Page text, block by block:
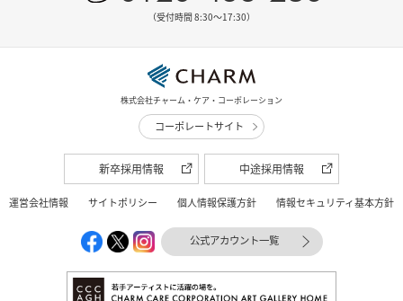
（受付時間 8:30〜17:30）
株式会社チャーム・ケア・コーポレーション
コーポレートサイト
新卒採用情報 中途採用情報
運営会社情報 サイトポリシー 個人情報保護方針 情報セキュリティ基本方針
公式アカウント一覧